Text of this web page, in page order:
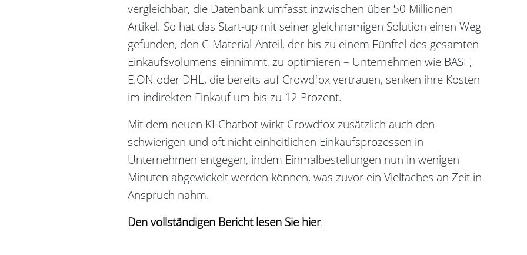
vergleichbar, die Datenbank umfasst inzwischen über 50 Millionen
Artikel. So hat das Start-up mit seiner gleichnamigen Solution einen Weg
gefunden, den C-Material-Anteil, der bis zu einem Fünftel des gesamten
Einkaufsvolumens einnimmt, zu optimieren – Unternehmen wie BASF,
E.ON oder DHL, die bereits auf Crowdfox vertrauen, senken ihre Kosten
im indirekten Einkauf um bis zu 12 Prozent.
Mit dem neuen KI-Chatbot wirkt Crowdfox zusätzlich auch den
schwierigen und oft nicht einheitlichen Einkaufsprozessen in
Unternehmen entgegen, indem Einmalbestellungen nun in wenigen
Minuten abgewickelt werden können, was zuvor ein Vielfaches an Zeit in
Anspruch nahm.
Den vollständigen Bericht lesen Sie hier.